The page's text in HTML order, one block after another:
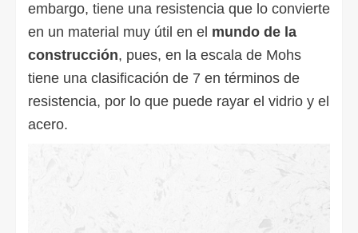
embargo, tiene una resistencia que lo convierte
en un material muy útil en el mundo de la
construcción, pues, en la escala de Mohs
tiene una clasificación de 7 en términos de
resistencia, por lo que puede rayar el vidrio y el
acero.